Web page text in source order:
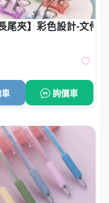
尾夾】彩色設計-文件
詢價車